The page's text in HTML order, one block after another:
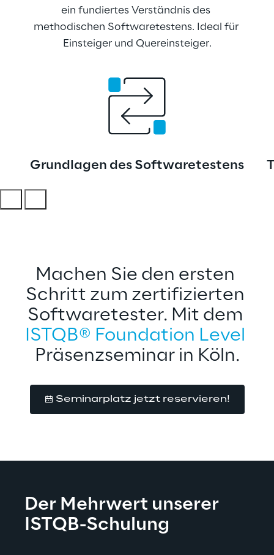
ein fundiertes Verständnis des
methodischen Softwaretestens. Ideal für
Einsteiger und Quereinsteiger.
Grundlagen des Softwaretestens
Machen Sie den ersten
Schritt zum zertifizierten
Softwaretester. Mit dem
ISTQB® Foundation Level
Präsenzseminar in Köln.
Seminarplatz jetzt reservieren!
Der Mehrwert unserer
ISTQB-Schulung